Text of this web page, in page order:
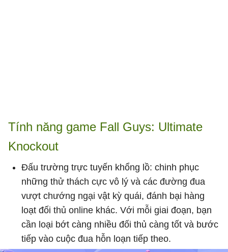
Tính năng game Fall Guys: Ultimate
Knockout
Đấu trường trực tuyến khổng lồ: chinh phục
những thử thách cực vô lý và các đường đua
vượt chướng ngại vật kỳ quái, đánh bại hàng
loạt đối thủ online khác. Với mỗi giai đoạn, bạn
cần loại bớt càng nhiều đối thủ càng tốt và bước
tiếp vào cuộc đua hỗn loạn tiếp theo.